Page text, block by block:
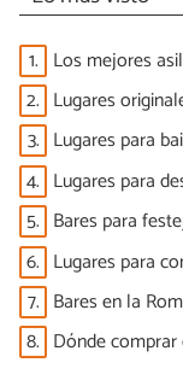
1. Los mejores
2. Lugares
3. Lugares para
4. Lugares para
5. Bares para
6. Lugares para
7. Bares en la
8. Dónde comprar